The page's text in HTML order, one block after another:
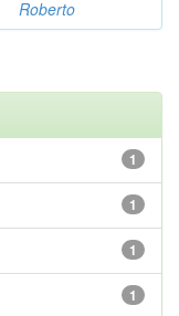
Roberto
1
1
1
1